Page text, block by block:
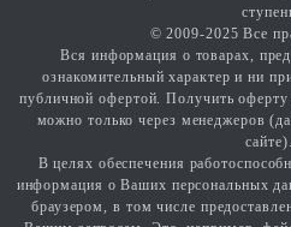
© 2009-2025 Все
Вся информация о товарах,
ознакомительный характер и ни
публичной офертой. Получить
можно только через менеджеров
сайте).
В целях обеспечения
информация о Ваших персональных
браузером, в том числе